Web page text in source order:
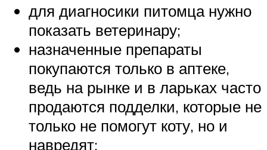
для диагносики питомца нужно
показать ветеринару;
назначенные препараты
покупаются только в аптеке,
ведь на рынке и в ларьках часто
продаются подделки, которые не
только не помогут коту, но и
навредят;